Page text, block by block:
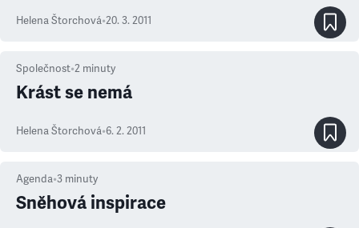
Helena Štorchová•20. 3. 2011
Společnost•2 minuty
Krást se nemá
Helena Štorchová•6. 2. 2011
Agenda•3 minuty
Sněhová inspirace